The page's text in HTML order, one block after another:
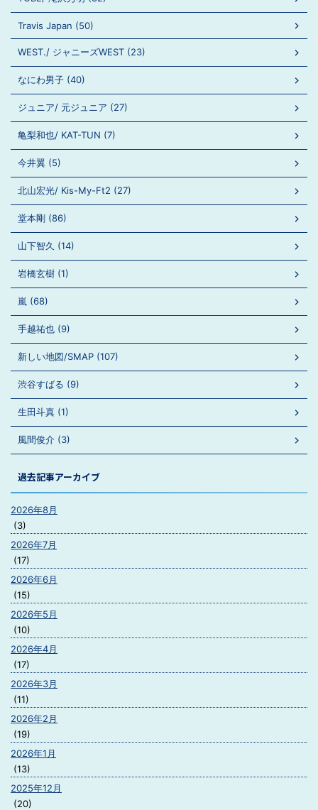
Travis Japan (50)
WEST./ ジャニーズWEST (23)
なにわ男子 (40)
ジュニア/ 元ジュニア (27)
亀梨和也/ KAT-TUN (7)
今井翼 (5)
北山宏光/ Kis-My-Ft2 (27)
堂本剛 (86)
山下智久 (14)
岩橋玄樹 (1)
嵐 (68)
手越祐也 (9)
新しい地図/SMAP (107)
渋谷すばる (9)
生田斗真 (1)
風間俊介 (3)
過去記事アーカイブ
2026年8月
(3)
2026年7月
(17)
2026年6月
(15)
2026年5月
(10)
2026年4月
(17)
2026年3月
(11)
2026年2月
(19)
2026年1月
(13)
2025年12月
(20)